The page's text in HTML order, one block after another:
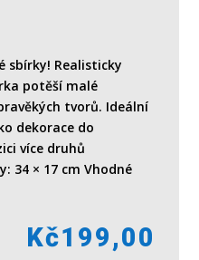
sbírky! Realisticky
potěší malé
tvorů. Ideální
dekorace do
více druhů
34 × 17 cm Vhodné
Kč199,00